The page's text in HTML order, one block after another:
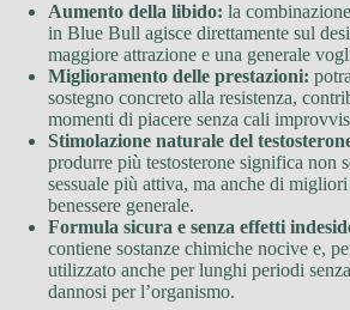
Aumento della libido: la
in Blue Bull agisce direttamente sul
maggiore attrazione e una generale
Miglioramento delle prestazioni:
sostegno concreto alla resistenza,
momenti di piacere senza cali
Stimolazione naturale del
produrre più testosterone significa non
sessuale più attiva, ma anche di
benessere generale.
Formula sicura e senza effetti
contiene sostanze chimiche nocive e,
utilizzato anche per lunghi periodi
dannosi per l’organismo.